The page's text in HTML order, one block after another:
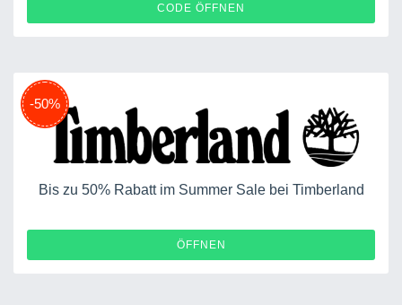
CODE ÖFFNEN
-50%
Bis zu 50% Rabatt im Summer Sale bei Timberland
ÖFFNEN